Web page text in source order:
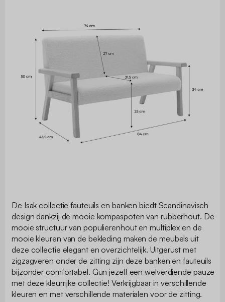
De Isak collectie fauteuils en banken biedt Scandinavisch
design dankzij de mooie kompaspoten van rubberhout. De
mooie structuur van populierenhout en multiplex en de
mooie kleuren van de bekleding maken de meubels uit
deze collectie elegant en overzichtelijk. Uitgerust met
zigzagveren onder de zitting zijn deze banken en fauteuils
bijzonder comfortabel. Gun jezelf een welverdiende pauze
met deze kleurrijke collectie! Verkrijgbaar in verschillende
kleuren en met verschillende materialen voor de zitting.